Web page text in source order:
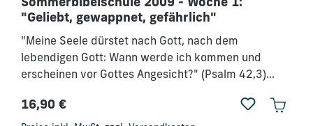
Sommerbibelschule 2009 - Woche 1:
"Geliebt, gewappnet, gefährlich"
"Meine Seele dürstet nach Gott, nach dem
lebendigen Gott: Wann werde ich kommen und
erscheinen vor Gottes Angesicht?" (Psalm 42,3)
Denn Gott, der Herr, redete mit Mose von Angesicht
Regulärer Preis:
16,90 €